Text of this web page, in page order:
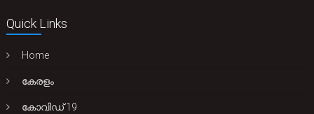
Quick Links
Home
കേരളം
കോവിഡ് 19